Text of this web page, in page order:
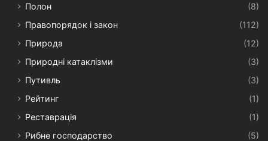
Полон
(8)
Правопорядок і закон
(112)
Природа
(12)
Природні катаклізми
(3)
Путивль
(3)
Рейтинг
(1)
Реставрація
(1)
Рибне господарство
(5)